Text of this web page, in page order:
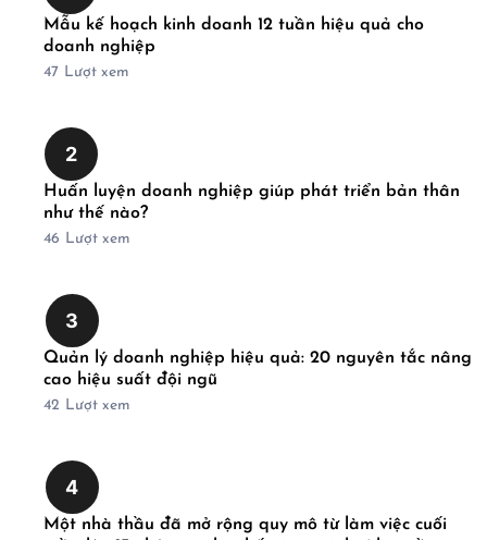
Mẫu kế hoạch kinh doanh 12 tuần hiệu quả cho
doanh nghiệp
47 Lượt xem
2
Huấn luyện doanh nghiệp giúp phát triển bản thân
như thế nào?
46 Lượt xem
3
Quản lý doanh nghiệp hiệu quả: 20 nguyên tắc nâng
cao hiệu suất đội ngũ
42 Lượt xem
4
Một nhà thầu đã mở rộng quy mô từ làm việc cuối